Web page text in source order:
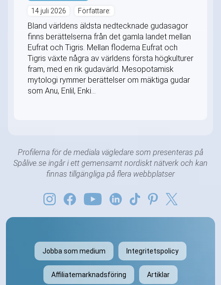
14 juli 2026 Författare:
Bland världens äldsta nedtecknade gudasagor
finns berättelserna från det gamla landet mellan
Eufrat och Tigris. Mellan floderna Eufrat och
Tigris växte några av världens första högkulturer
fram, med en rik gudavärld. Mesopotamisk
mytologi rymmer berättelser om mäktiga gudar
som Anu, Enlil, Enki...
Profilerna för de mediala vägledare som presenteras på
Spålive.se ingår i ett gemensamt nordiskt nätverk och kan
finnas tillgängliga på flera webbplatser
Jobba som medium Integritetspolicy
Affiliatemarknadsföring Artiklar